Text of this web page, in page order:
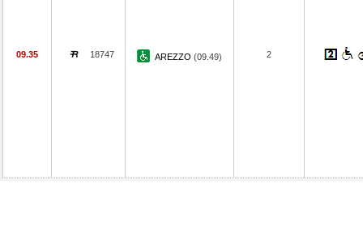
09.35 18747 AREZZO (09.49) 2